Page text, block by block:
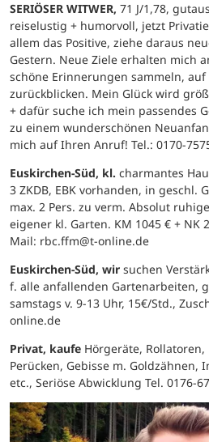
SERIÖSER WITWER, 71 J/1,78,
reiselustig + humorvoll, jetzt
allem das Positive, ziehe daraus
Gestern. Neue Ziele erhalten mich
schöne Erinnerungen sammeln,
zurückblicken. Mein Glück wird
+ dafür suche ich mein passendes
zu einem wunderschönen
mich auf Ihren Anruf! Tel.: 0170-
Euskirchen-Süd, kl. charmantes
3 ZKDB, EBK vorhanden, in geschl.
max. 2 Pers. zu verm. Absolut
eigener kl. Garten. KM 1045 € + NK
Mail: rbc.ffm@t-online.de
Euskirchen-Süd, wir suchen
f. alle anfallenden Gartenarbeiten,
samstags v. 9-13 Uhr, 15€/Std.,
online.de
Privat, kaufe Hörgeräte,
Perücken, Gebisse m. Goldzähnen,
etc., Seriöse Abwicklung Tel. 0176-